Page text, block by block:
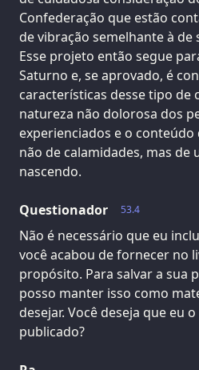
Confederação que estão
de vibração semelhante à de
Esse projeto então segue
Saturno e, se aprovado, é
características desse tipo de
natureza não dolorosa dos
experienciados e o
não de calamidades, mas de
nascendo.
53.4
Questionador
Não é necessário que eu
você acabou de fornecer no
propósito. Para salvar a sua
posso manter isso como
desejar. Você deseja que eu
publicado?